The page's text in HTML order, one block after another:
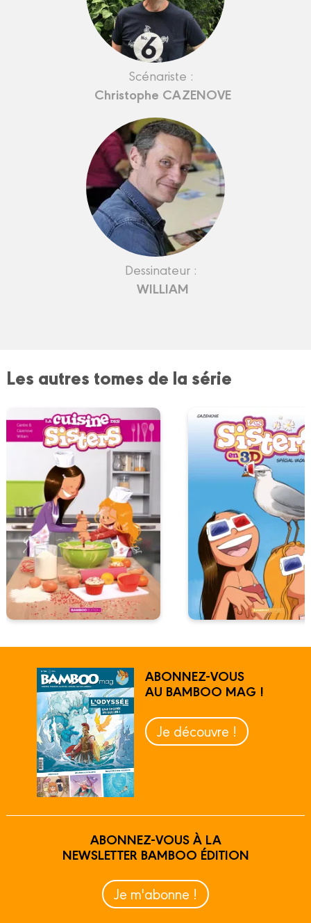
Scénariste :
Christophe CAZENOVE
Dessinateur :
WILLIAM
Les autres tomes de la série
ABONNEZ-VOUS
AU BAMBOO MAG !
Je découvre !
ABONNEZ-VOUS À LA
NEWSLETTER BAMBOO ÉDITION
Je m'abonne !